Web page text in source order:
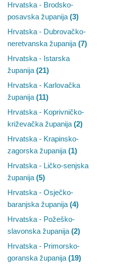
Hrvatska - Brodsko-
posavska županija (3)
Hrvatska - Dubrovačko-
neretvanska županija (7)
Hrvatska - Istarska
županija (21)
Hrvatska - Karlovačka
županija (11)
Hrvatska - Koprivničko-
križevačka županija (2)
Hrvatska - Krapinsko-
zagorska županija (1)
Hrvatska - Ličko-senjska
županija (5)
Hrvatska - Osječko-
baranjska županija (4)
Hrvatska - Požeško-
slavonska županija (2)
Hrvatska - Primorsko-
goranska županija (19)